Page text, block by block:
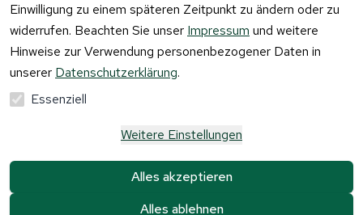
Einwilligung zu einem späteren Zeitpunkt zu ändern oder zu
widerrufen. Beachten Sie unser Impressum und weitere
Hinweise zur Verwendung personenbezogener Daten in
unserer Datenschutzerklärung.
Essenziell
Weitere Einstellungen
Alles akzeptieren
Alles ablehnen
Mehrwertsteuer und zzgl. Versandkosten und